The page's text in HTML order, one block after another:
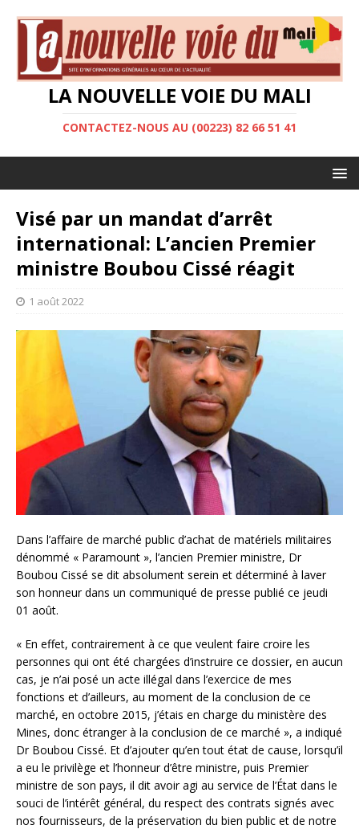
LA NOUVELLE VOIE DU MALI
CONTACTEZ-NOUS AU (00223) 82 66 51 41
Visé par un mandat d’arrêt
international: L’ancien Premier
ministre Boubou Cissé réagit
1 août 2022
Dans l’affaire de marché public d’achat de matériels militaires
dénommé « Paramount », l’ancien Premier ministre, Dr
Boubou Cissé se dit absolument serein et déterminé à laver
son honneur dans un communiqué de presse publié ce jeudi
01 août.
« En effet, contrairement à ce que veulent faire croire les
personnes qui ont été chargées d’instruire ce dossier, en aucun
cas, je n’ai posé un acte illégal dans l’exercice de mes
fonctions et d’ailleurs, au moment de la conclusion de ce
marché, en octobre 2015, j’étais en charge du ministère des
Mines, donc étranger à la conclusion de ce marché », a indiqué
Dr Boubou Cissé. Et d’ajouter qu’en tout état de cause, lorsqu’il
a eu le privilège et l’honneur d’être ministre, puis Premier
ministre de son pays, il dit avoir agi au service de l’État dans le
souci de l’intérêt général, du respect des contrats signés avec
nos fournisseurs, de la préservation du bien public et de notre